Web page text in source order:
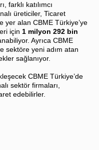
farklı katılımcı
üreticiler, Ticaret
yer alan CBME Türkiye’ye
için 1 milyon 292 bin
Ayrıca CBME
sektöre yeni adım atan
sağlanıyor.
CBME Türkiye’de
sektör firmaları,
edebilirler.